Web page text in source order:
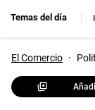
Temas del día
El Comercio ·